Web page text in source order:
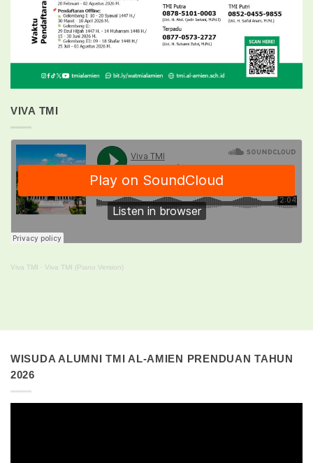
VIVA TMI
Viva TMI · Viva TMI (Piano Version)
WISUDA ALUMNI TMI AL-AMIEN PRENDUAN TAHUN
2026